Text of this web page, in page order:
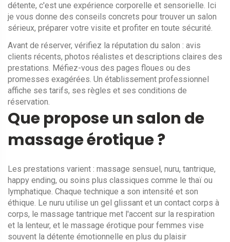
détente, c'est une expérience corporelle et sensorielle. Ici
je vous donne des conseils concrets pour trouver un salon
sérieux, préparer votre visite et profiter en toute sécurité.
Avant de réserver, vérifiez la réputation du salon : avis
clients récents, photos réalistes et descriptions claires des
prestations. Méfiez-vous des pages floues ou des
promesses exagérées. Un établissement professionnel
affiche ses tarifs, ses règles et ses conditions de
réservation.
Que propose un salon de
massage érotique ?
Les prestations varient : massage sensuel, nuru, tantrique,
happy ending, ou soins plus classiques comme le thaï ou
lymphatique. Chaque technique a son intensité et son
éthique. Le nuru utilise un gel glissant et un contact corps à
corps, le massage tantrique met l'accent sur la respiration
et la lenteur, et le massage érotique pour femmes vise
souvent la détente émotionnelle en plus du plaisir